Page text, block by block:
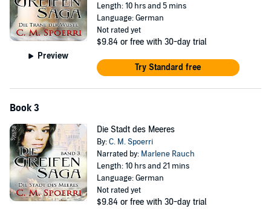
Preview
Length: 10 hrs and 5 mins
Language: German
Not rated yet
$9.84 or free with 30-day trial
Try Standard free
Book 3
Die Stadt des Meeres
By:C. M. Spoerri
Narrated by: Marlene Rauch
Length: 10 hrs and 21 mins
Language: German
Not rated yet
$9.84 or free with 30-day trial